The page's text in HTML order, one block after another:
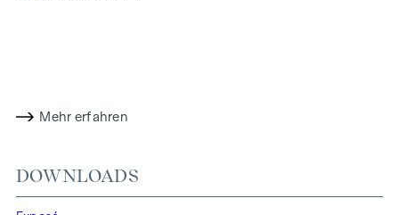
Isolierverglasung). Die Arbeiten umfassten auch die
Mehr erfahren
DOWNLOADS